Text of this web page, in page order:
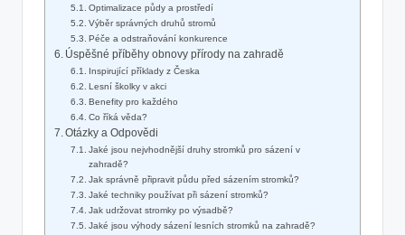
Optimalizace půdy a prostředí
Výběr správných druhů stromů
Péče a odstraňování konkurence
Úspěšné příběhy obnovy přírody na zahradě
Inspirující příklady z Česka
Lesní školky v akci
Benefity pro každého
Co říká věda?
Otázky a Odpovědi
Jaké jsou nejvhodnější druhy stromků pro sázení v
zahradě?
Jak správně připravit půdu před sázením stromků?
Jaké techniky používat při sázení stromků?
Jak udržovat stromky po výsadbě?
Jaké jsou výhody sázení lesních stromků na zahradě?